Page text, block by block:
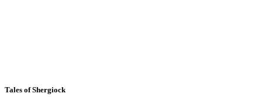
Tales of Shergiock